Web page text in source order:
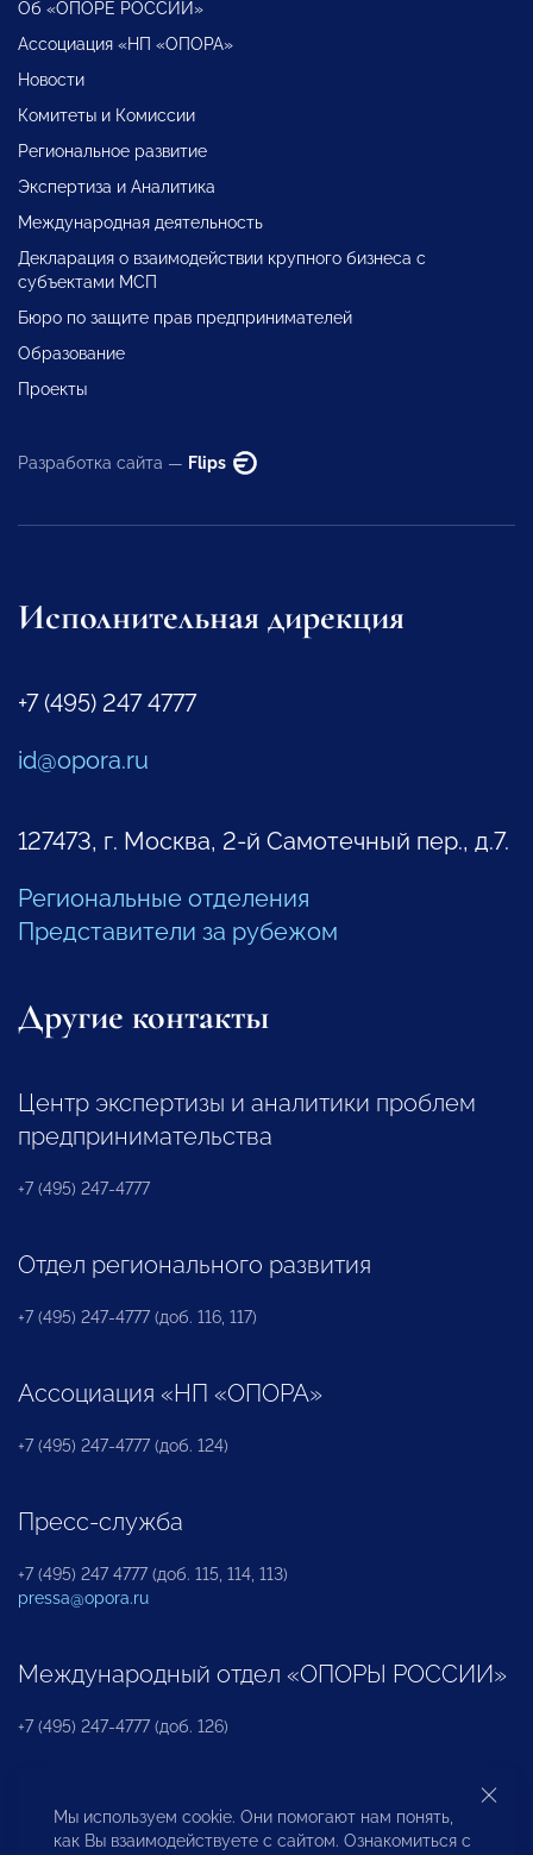
Об «ОПОРЕ РОССИИ»
Ассоциация «НП «ОПОРА»
Новости
Комитеты и Комиссии
Региональное развитие
Экспертиза и Аналитика
Международная деятельность
Декларация о взаимодействии крупного бизнеса с
субъектами МСП
Бюро по защите прав предпринимателей
Образование
Проекты
Разработка сайта — Flips
Исполнительная дирекция
+7 (495) 247 4777
id@opora.ru
127473, г. Москва, 2-й Самотечный пер., д.7.
Региональные отделения
Представители за рубежом
Другие контакты
Центр экспертизы и аналитики проблем
предпринимательства
+7 (495) 247-4777
Отдел регионального развития
+7 (495) 247-4777 (доб. 116, 117)
Ассоциация «НП «ОПОРА»
+7 (495) 247-4777 (доб. 124)
Пресс-служба
+7 (495) 247 4777 (доб. 115, 114, 113)
pressa@opora.ru
Международный отдел «ОПОРЫ РОССИИ»
+7 (495) 247-4777 (доб. 126)
Бюро по защите прав предпринимателей и
инвесторов
Мы используем cookie. Они помогают нам понять,
как Вы взаимодействуете с сайтом. Ознакомиться с